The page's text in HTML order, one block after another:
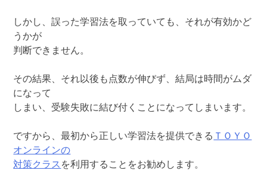
しかし、誤った学習法を取っていても、それが有効かど
うかが
判断できません。
その結果、それ以後も点数が伸びず、結局は時間がムダ
になって
しまい、受験失敗に結び付くことになってしまいます。
ですから、最初から正しい学習法を提供できる ＴＯＹＯ
オンラインの
対策クラス を利用することをお勧めします。